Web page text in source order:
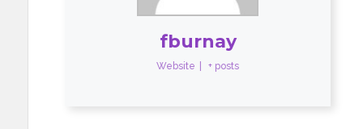
fburnay
Website + posts